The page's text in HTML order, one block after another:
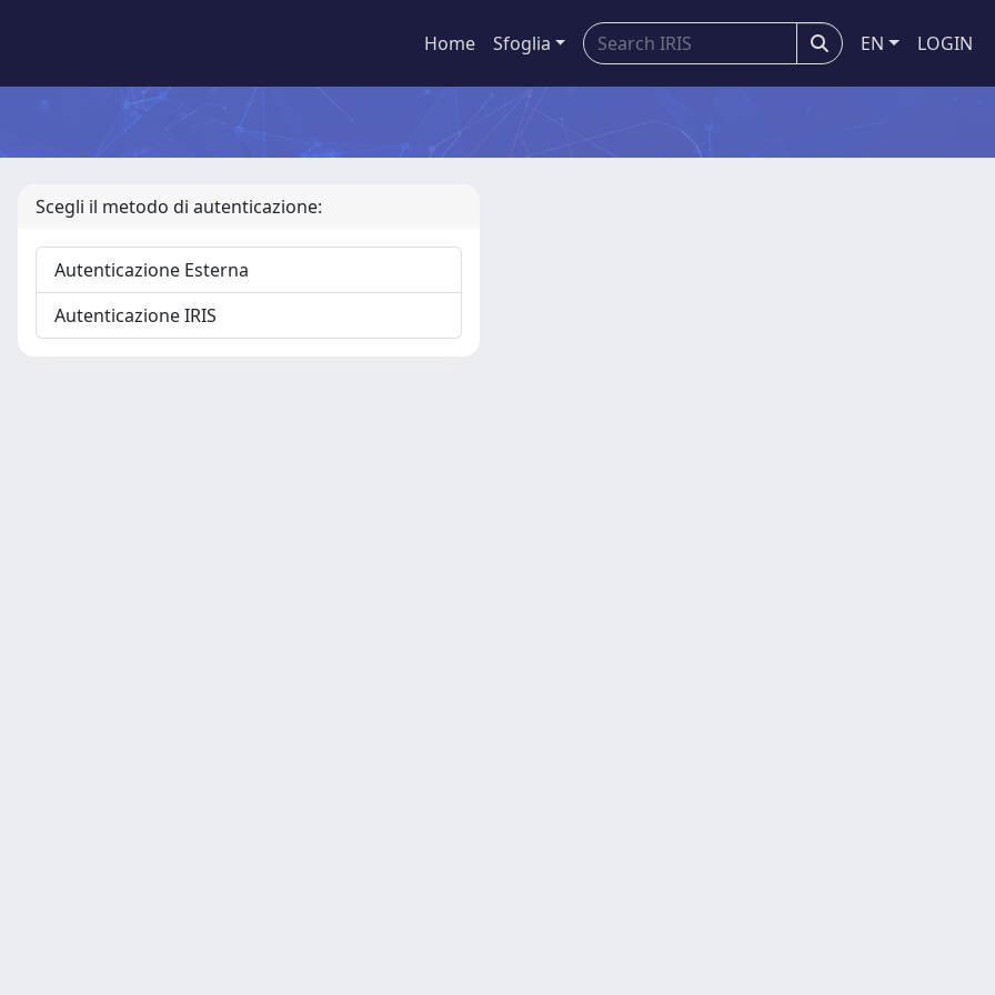
Home Sfoglia EN LOGIN
Scegli il metodo di autenticazione:
Autenticazione Esterna
Autenticazione IRIS